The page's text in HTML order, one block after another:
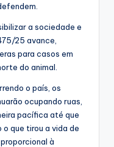
a sociedade e
25 avance,
para casos em
do animal.
o país, os
ocupando ruas,
pacífica até que
que tirou a vida de
à